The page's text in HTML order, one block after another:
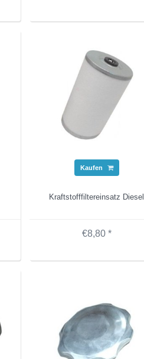
Kaufen
Kraftstofffiltereinsatz Diesel
€8,80 *